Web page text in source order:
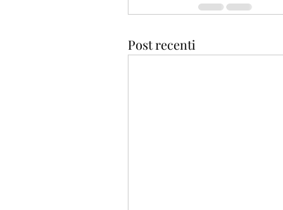
Post recenti